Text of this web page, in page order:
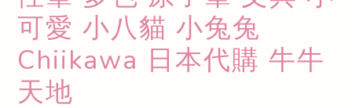
可愛 小八貓 小兔兔
Chiikawa 日本代購 牛牛
天地